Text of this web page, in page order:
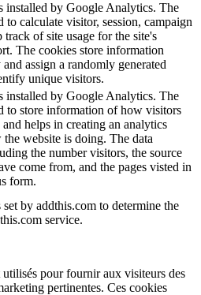
installed by Google Analytics. The
to calculate visitor, session, campaign
track of site usage for the site's
The cookies store information
assign a randomly generated
unique visitors.
installed by Google Analytics. The
to store information of how visitors
and helps in creating an analytics
website is doing. The data
the number visitors, the source
come from, and the pages visted in
form.
by addthis.com to determine the
service.
pour fournir aux visiteurs des
pertinentes. Ces cookies